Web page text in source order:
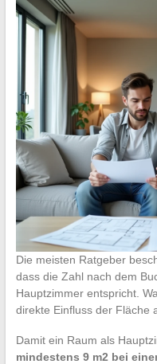
Die meisten Ratgeber
dass die Zahl nach dem
Hauptzimmer entspricht.
direkte Einfluss der Fläche
Damit ein Raum als
mindestens 9 m2 bei